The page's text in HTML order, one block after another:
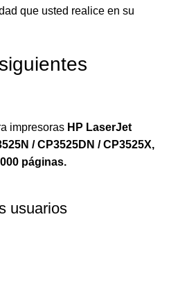
que usted realice en su
impresoras HP LaserJet
/ CP3525DN / CP3525X,
páginas.
usuarios